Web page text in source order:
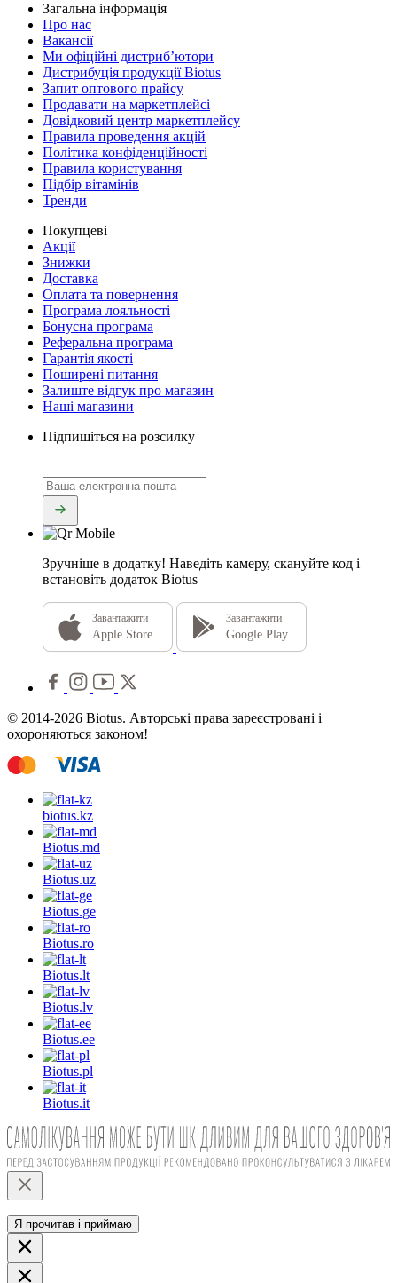
Загальна інформація
Про нас
Вакансії
Ми офіційні дистриб’ютори
Дистрибуція продукції Biotus
Запит оптового прайсу
Продавати на маркетплейсі
Довідковий центр маркетплейсу
Правила проведення акцій
Політика конфіденційності
Правила користування
Підбір вітамінів
Тренди
Покупцеві
Акції
Знижки
Доставка
Оплата та повернення
Програма лояльності
Бонусна програма
Реферальна програма
Гарантія якості
Поширені питання
Залиште відгук про магазин
Наші магазини
Підпишіться на розсилку
Зручніше в додатку! Наведіть камеру, скануйте код і
встановіть додаток Biotus
Завантажити
Apple Store
Завантажити
Google Play
© 2014-2026 Biotus. Авторські права зареєстровані і
охороняються законом!
biotus.kz
Biotus.md
Biotus.uz
Biotus.ge
Biotus.ro
Biotus.lt
Biotus.lv
Biotus.ee
Biotus.pl
Biotus.it
Я прочитав і приймаю